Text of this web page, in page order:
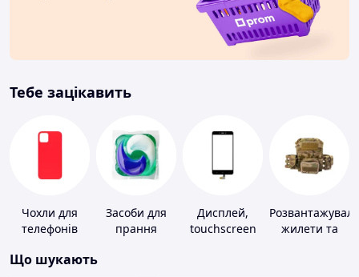
Тебе зацікавить
Чохли для
телефонів
Засоби для
прання
Дисплей,
touchscreen
жилети та
Що шукають